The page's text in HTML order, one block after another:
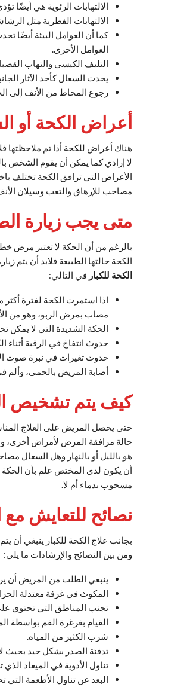
الالتهابات الرئوية هي أيضًا
الالتهابات الفطرية مثل
كما أن العوامل البيئة أيضًا
العوامل الأخرى.
التليف الكيسي والتهاب
يحدث السعال كأحد الآثار
رجوع المخاط من الأنف إلى
أعراض الكحة أو
هناك أعراض للكحة أذا تم ملاحظتها
لا إرادي كما يمكن أن يقوم الشخص
الأعراض التي ترافق الكحة تختلف
مصاحب للإرهاق والتعب وسيلان
متى يجب زيارة
بالرغم من أن الحكة لا تعتبر مرض
الكحة حالتها الطبيعة فلابد أن
الكحة للكبار في التالي:
اذا استمرت الكحة لفترة
مصاب بمرض الربو، وهو من
الحكة الشديدة التي لا يمكن
حدوث انتفاخ في الرقبة
حدوث تغيرات في نبرة صوت
أصابة المريض بالحمى،
كيف يتم تشخيص
حتى يحصل المريض على العلاج
حالة مرافقة المرض لأمراض أخرى،
هو بالليل أو بالنهار وهل السعال
أن يكون لدى المختص علم بأن الحكة
مسحوب بدماء أم لا.
نصائح للتعايش مع
بجانب علاج الكحة للكبار ينبغي
ومن بين النصائح والإرشادات ما يلي:
ينبغي الطلب من المريض أن
المكوث في غرفة معتدلة
تجنب المناطق التي تحتوي
القيام بغرغرة الفم بواسطة
شرب الكثير من المياه.
تدفئة الصدر بشكل جيد بحيث
تناول الأدوية في الميعاد
البعد عن تناول الأطعمة